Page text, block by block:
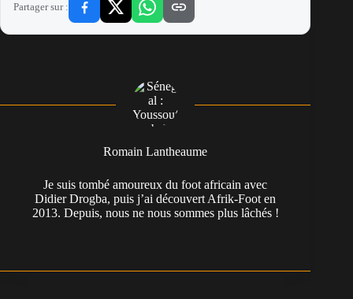
Partager sur :
Romain Lantheaume
Je suis tombé amoureux du foot africain avec
Didier Drogba, puis j’ai découvert Afrik-Foot en
2013. Depuis, nous ne nous sommes plus lâchés !